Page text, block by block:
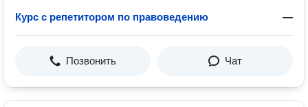
Курс с репетитором по правоведению —
Позвонить Чат